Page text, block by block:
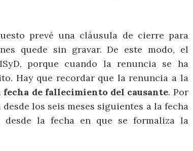
prevé una cláusula de cierre para
quede sin gravar. De este modo, el
porque cuando la renuncia se ha
Hay que recordar que la renuncia a la
fecha de fallecimiento del causante. Por
los seis meses siguientes a la fecha
la fecha en que se formaliza la